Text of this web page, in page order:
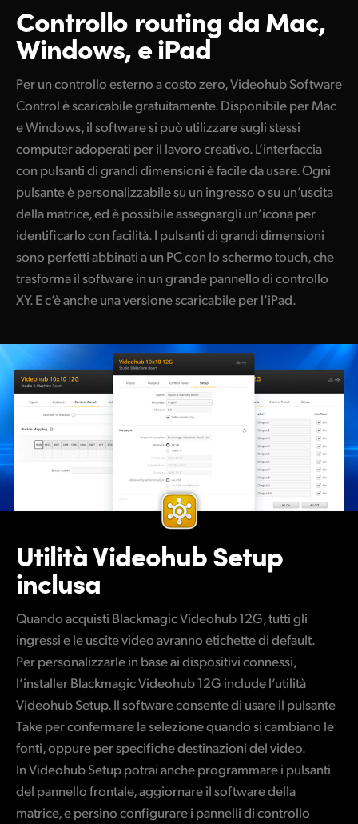
Controllo routingda Mac,
Windows, e iPad
Per un controllo esterno a costo zero, Videohub Software
Control è scaricabile gratuitamente. Disponibile per Mac
e Windows, il software si può utilizzare sugli stessi
computer adoperati per il lavoro creativo. L’interfaccia
con pulsanti di grandi dimensioni è facile da usare. Ogni
pulsante è personalizzabile su un ingresso o su un’uscita
della matrice, ed è possibile assegnargli un’icona per
identificarlo con facilità. I pulsanti di grandi dimensioni
sono perfetti abbinati a un PC con lo schermo touch, che
trasforma il software in un grande pannello di controllo
XY. E c’è anche una versione scaricabile per l’iPad.
Utilità Videohub Setup
inclusa
Quando acquisti Blackmagic Videohub 12G, tutti gli
ingressi e le uscite video avranno etichette di default.
Per personalizzarle in base ai dispositivi connessi,
l’installer Blackmagic Videohub 12G include l’utilità
Videohub Setup. Il software consente di usare il pulsante
Take per confermare la selezione quando si cambiano le
fonti, oppure per specifiche destinazioni del video.
In Videohub Setup potrai anche programmare i pulsanti
del pannello frontale, aggiornare il software della
matrice, e persino configurare i pannelli di controllo